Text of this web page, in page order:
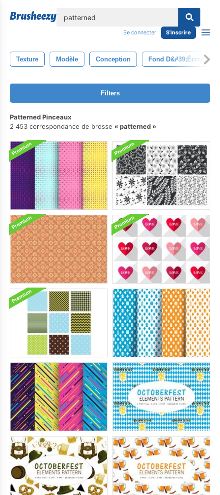
Se connecter S'inscrire
Texture Modèle Conception Fond D&#39;écran
Filters
Patterned Pinceaux
2 453 correspondance de brosse
patterned